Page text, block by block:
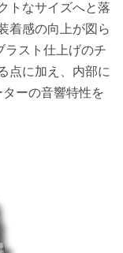
トなサイズへと落
着感の向上が図ら
ラスト仕上げのチ
点に加え、内部に
ーの音響特性を